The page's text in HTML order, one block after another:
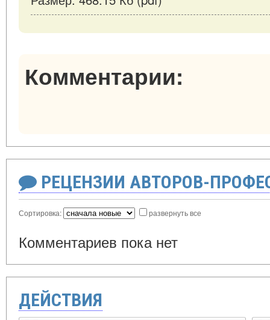
Комментарии:
РЕЦЕНЗИИ АВТОРОВ-
Сортировка: развернуть все
Комментариев пока нет
ДЕЙСТВИЯ